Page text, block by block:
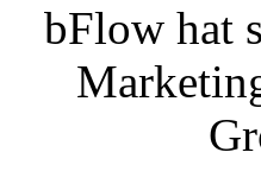
bFlow hat